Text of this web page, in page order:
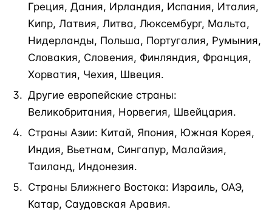
Греция, Дания, Ирландия, Испания, Италия,
Кипр, Латвия, Литва, Люксембург, Мальта,
Нидерланды, Польша, Португалия, Румыния,
Словакия, Словения, Финляндия, Франция,
Хорватия, Чехия, Швеция.
Другие европейские страны:
Великобритания, Норвегия, Швейцария.
Страны Азии: Китай, Япония, Южная Корея,
Индия, Вьетнам, Сингапур, Малайзия,
Таиланд, Индонезия.
Страны Ближнего Востока: Израиль, ОАЭ,
Катар, Саудовская Аравия.